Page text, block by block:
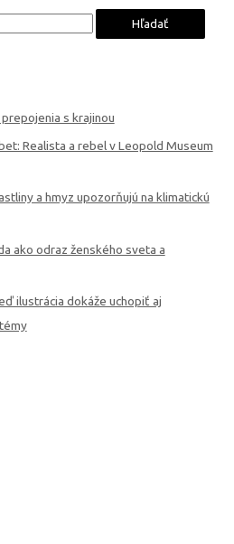
s krajinou
Realista a rebel v Leopold Museum
a hmyz upozorňujú na klimatickú
ako odraz ženského sveta a
ilustrácia dokáže uchopiť aj